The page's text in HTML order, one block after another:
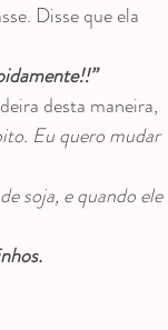
Disse que ela
desta maneira,
Eu quero mudar
soja, e quando ele